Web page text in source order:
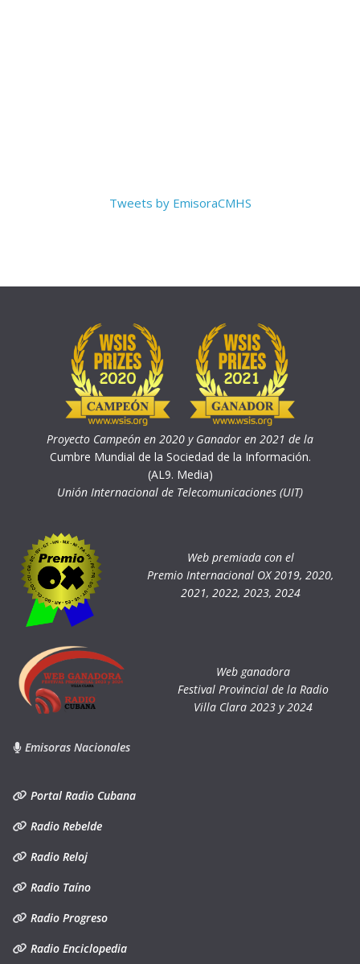
Tweets by EmisoraCMHS
Proyecto Campeón en 2020 y Ganador en 2021 de la
Cumbre Mundial de la Sociedad de la Información.
(AL9. Media)
Unión Internacional de Telecomunicaciones (UIT)
Web premiada con el
Premio Internacional OX 2019, 2020,
2021, 2022, 2023, 2024
Web ganadora
Festival Provincial de la Radio
Villa Clara 2023 y 2024
Emisoras Nacionales
Portal Radio Cubana
Radio Rebelde
Radio Reloj
Radio Taíno
Radio Progreso
Radio Enciclopedia